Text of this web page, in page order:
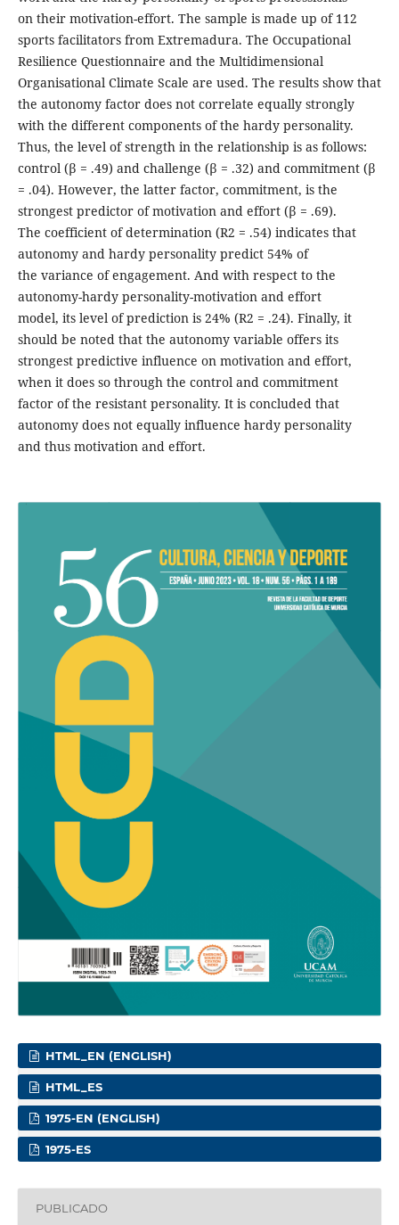
on their motivation-effort. The sample is made up of 112
sports facilitators from Extremadura. The Occupational
Resilience Questionnaire and the Multidimensional
Organisational Climate Scale are used. The results show that
the autonomy factor does not correlate equally strongly
with the different components of the hardy personality.
Thus, the level of strength in the relationship is as follows:
control (β = .49) and challenge (β = .32) and commitment (β
= .04). However, the latter factor, commitment, is the
strongest predictor of motivation and effort (β = .69).
The coefficient of determination (R2 = .54) indicates that
autonomy and hardy personality predict 54% of
the variance of engagement. And with respect to the
autonomy-hardy personality-motivation and effort
model, its level of prediction is 24% (R2 = .24). Finally, it
should be noted that the autonomy variable offers its
strongest predictive influence on motivation and effort,
when it does so through the control and commitment
factor of the resistant personality. It is concluded that
autonomy does not equally influence hardy personality
and thus motivation and effort.
HTML_EN (ENGLISH)
HTML_ES
1975-EN (ENGLISH)
1975-ES
PUBLICADO